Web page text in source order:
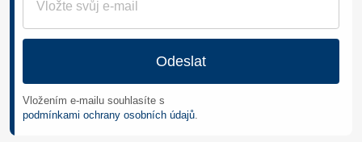
Odeslat
Vložením e-mailu souhlasíte s
podmínkami ochrany osobních údajů